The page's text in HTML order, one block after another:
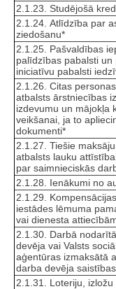
2.1.23. Studējošā
2.1.24. Atlīdzība par
ziedošanu*
2.1.25. Pašvaldības
palīdzības pabalsti
iniciatīvu pabalsti
2.1.26. Citas
atbalsts ārstniecības
izdevumu un mājokļa
veikšanai, ja to
dokumenti*
2.1.27. Tiešie
atbalsts lauku
par saimnieciskās
2.1.28. Ienākumi no
2.1.29.
iestādes lēmuma
vai dienesta
2.1.30. Darbā
devēja vai Valsts
aģentūras izmaksātā
darba devēja
2.1.31. Loteriju,